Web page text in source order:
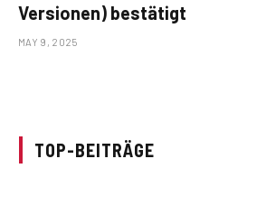
Versionen) bestätigt
MAY 9, 2025
TOP-BEITRÄGE